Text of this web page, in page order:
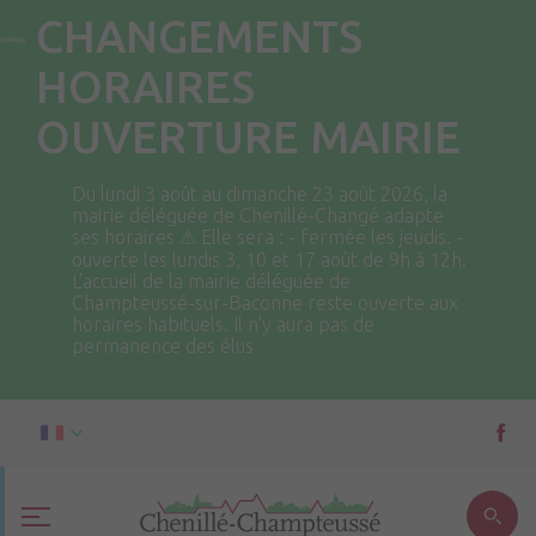
CHANGEMENTS
HORAIRES
OUVERTURE MAIRIE
Du lundi 3 août au dimanche 23 août 2026, la
mairie déléguée de Chenillé-Changé adapte
ses horaires ⚠ Elle sera : - fermée les jeudis. -
ouverte les lundis 3, 10 et 17 août de 9h à 12h.
L'accueil de la mairie déléguée de
Champteussé-sur-Baconne reste ouverte aux
horaires habituels. Il n'y aura pas de
permanence des élus